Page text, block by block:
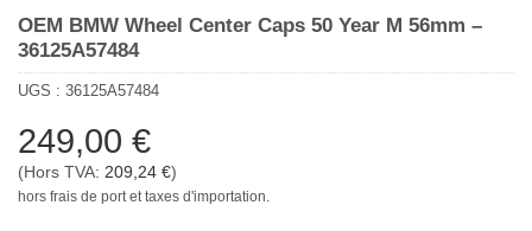
OEM BMW Wheel Center Caps 50 Year M 56mm –
36125A57484
UGS : 36125A57484
249,00 €
(Hors TVA: 209,24 €)
hors frais de port et taxes d'importation.